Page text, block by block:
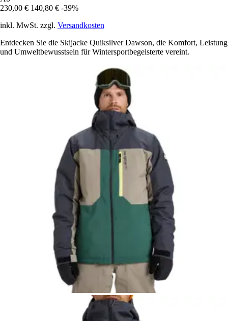
230,00 € 140,80 € -39%
inkl. MwSt. zzgl. Versandkosten
Entdecken Sie die Skijacke Quiksilver Dawson, die Komfort, Leistung
und Umweltbewusstsein für Wintersportbegeisterte vereint.